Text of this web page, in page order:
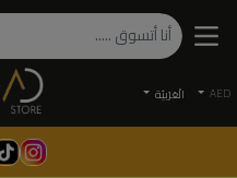
AED الْعَرَبيّة